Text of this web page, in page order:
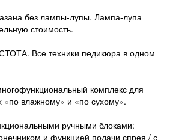
без лампы-лупы. Лампа-лупа
стоимость.
Все техники педикюра в одном
комплекс для
«по влажному» и «по сухому».
ручными блоками:
и функцией подачи спрея / с